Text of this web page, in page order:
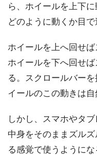
ら、ホイールを上下
どのように動くか目で
ホイールを上へ回せば
ホイールを下へ回せ
る。スクロールバー
イールのこの動きは自
しかし、スマホやタ
中身をそのままズル
る感覚で使うように